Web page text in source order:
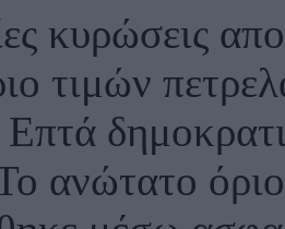
κυρώσεις
τιμών
ανώτατο